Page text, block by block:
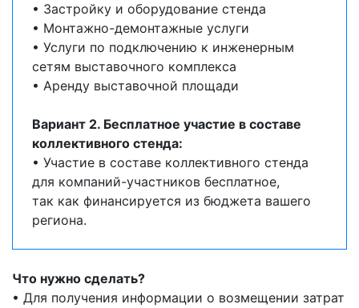
• Застройку и оборудование стенда
• Монтажно-демонтажные услуги
• Услуги по подключению к инженерным
сетям выставочного комплекса
• Аренду выставочной площади
Вариант 2. Бесплатное участие в составе
коллективного стенда:
• Участие в составе коллективного стенда
для компаний-участников бесплатное,
так как финансируется из бюджета вашего
региона.
Что нужно сделать?
• Для получения информации о возмещении затрат